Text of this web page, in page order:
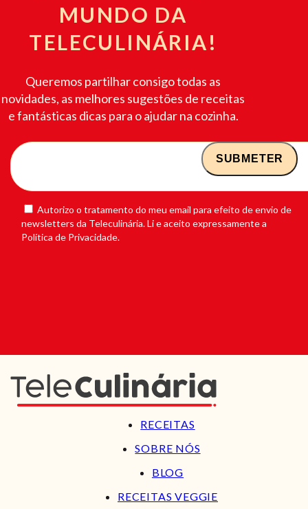
MUNDO DA
TELECULINÁRIA!
Queremos partilhar consigo todas as
novidades, as melhores sugestões de receitas
e fantásticas dicas para o ajudar na cozinha.
Autorizo o tratamento do meu email para efeito de envio de
newsletters da Teleculinária. Li e aceito expressamente a
Política de Privacidade.
RECEITAS
SOBRE NÓS
BLOG
RECEITAS VEGGIE